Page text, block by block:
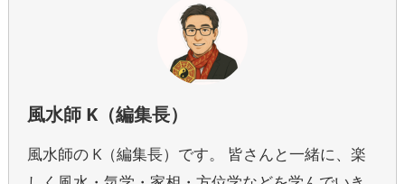
風水師 K（編集長）
風水師の K（編集長）です。 皆さんと一緒に、楽